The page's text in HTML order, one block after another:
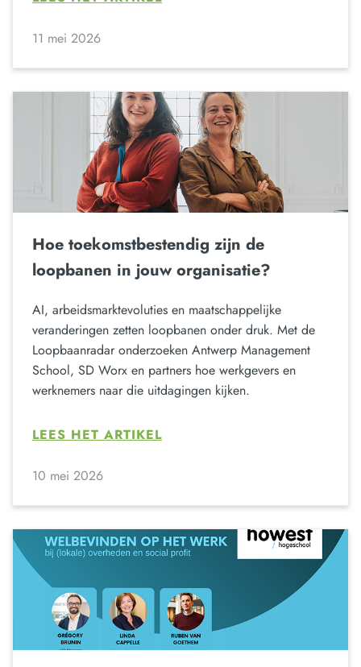
11 mei 2026
Hoe toekomstbestendig zijn de
loopbanen in jouw organisatie?
AI, arbeidsmarktevoluties en maatschappelijke
veranderingen zetten loopbanen onder druk. Met de
Loopbaanradar onderzoeken Antwerp Management
School, SD Worx en partners hoe werkgevers en
werknemers naar die uitdagingen kijken.
LEES HET ARTIKEL
10 mei 2026